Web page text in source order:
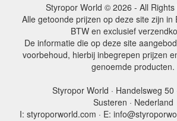
Styropor World © 2026 - All Rights
Alle getoonde prijzen op deze site zijn in
BTW en exclusief
De informatie die op deze site
voorbehoud, hierbij inbegrepen prijzen
genoemde producten.
Styropor World · Handelsweg 50
Susteren · Nederland
I: styroporworld.com · E: